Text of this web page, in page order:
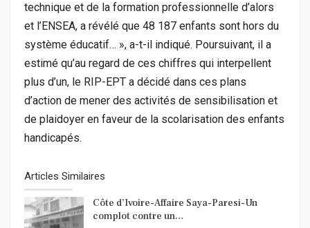
technique et de la formation professionnelle d’alors
et l’ENSEA, a révélé que 48 187 enfants sont hors du
système éducatif… », a-t-il indiqué. Poursuivant, il a
estimé qu’au regard de ces chiffres qui interpellent
plus d’un, le RIP-EPT a décidé dans ces plans
d’action de mener des activités de sensibilisation et
de plaidoyer en faveur de la scolarisation des enfants
handicapés.
Articles Similaires
Côte d’Ivoire-Affaire Saya-Paresi-Un
complot contre un…